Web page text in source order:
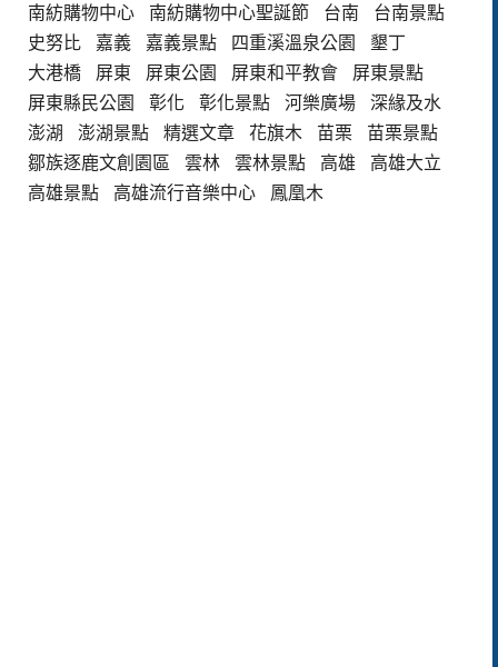
南紡購物中心
南紡購物中心聖誕節 台南
台南景點
史努比
嘉義 嘉義景點 四重溪溫泉公園
墾丁
大港橋
屏東 屏東公園 屏東和平教會
屏東景點
屏東縣民公園
彰化 彰化景點 河樂廣場
深緣及水
澎湖
澎湖景點 精選文章 花旗木 苗栗
苗栗景點
鄒族逐鹿文創園區
雲林 雲林景點 高雄
高雄大立
高雄景點
高雄流行音樂中心 鳳凰木